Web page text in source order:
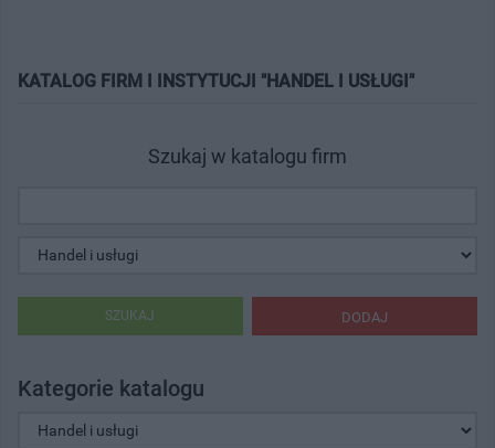
KATALOG FIRM I INSTYTUCJI "HANDEL I USŁUGI"
Szukaj w katalogu firm
DODAJ
SZUKAJ
Kategorie katalogu